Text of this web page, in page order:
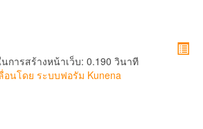
นการสร้างหน้าเว็บ: 0.190 วินาที
อนโดย ระบบฟอรัม Kunena